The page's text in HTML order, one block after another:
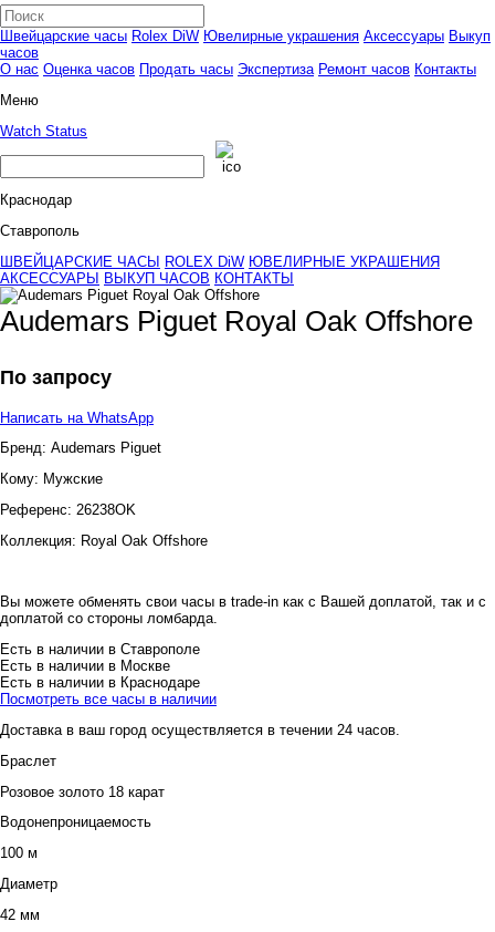
Швейцарские часы Rolex DiW Ювелирные украшения Аксессуары Выкуп
часов
О нас Оценка часов Продать часы Экспертиза Ремонт часов Контакты
Меню
Watch Status
Краснодар
Ставрополь
ШВЕЙЦАРСКИЕ ЧАСЫ
ROLEX DiW ЮВЕЛИРНЫЕ УКРАШЕНИЯ
АКСЕССУАРЫ
ВЫКУП ЧАСОВ КОНТАКТЫ
Audemars Piguet Royal Oak Offshore
По запросу
Написать на WhatsApp
Бренд: Audemars Piguet
Кому: Мужские
Референс: 26238OK
Коллекция: Royal Oak Offshore
Вы можете обменять свои часы в trade-in как с Вашей доплатой, так и с
доплатой со стороны ломбарда.
Есть в наличии в Ставрополе
Есть в наличии в Москве
Есть в наличии в Краснодаре
Посмотреть все часы в наличии
Доставка в ваш город осуществляется в течении 24 часов.
Браслет
Розовое золото 18 карат
Водонепроницаемость
100 м
Диаметр
42 мм